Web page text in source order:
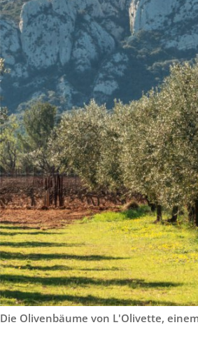
Die Olivenbäume von L'Olivette,